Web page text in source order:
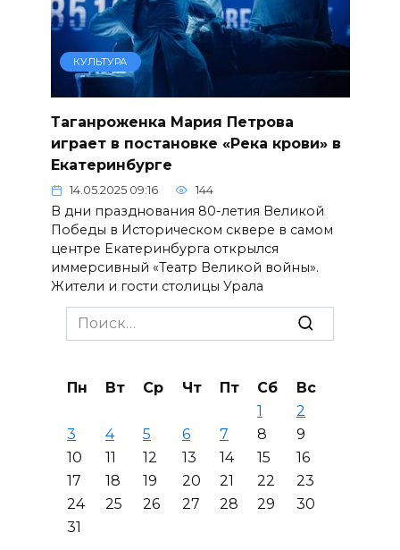
КУЛЬТУРА
Таганроженка Мария Петрова
играет в постановке «Река крови» в
Екатеринбурге
14.05.2025 09:16 144
В дни празднования 80-летия Великой
Победы в Историческом сквере в самом
центре Екатеринбурга открылся
иммерсивный «Театр Великой войны».
Жители и гости столицы Урала
Search
for:
Пн Вт Ср Чт Пт Сб
Вс
1
2
3
4 5 6 7 8
9
10
11 12 13 14 15
16
17
18 19 20 21 22
23
24
25 26 27 28 29
30
31